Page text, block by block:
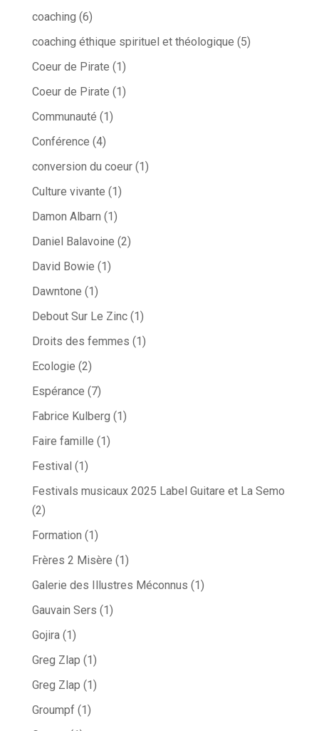
coaching (6)
coaching éthique spirituel et théologique (5)
Coeur de Pirate (1)
Coeur de Pirate (1)
Communauté (1)
Conférence (4)
conversion du coeur(1)
Culture vivante (1)
Damon Albarn (1)
Daniel Balavoine (2)
David Bowie (1)
Dawntone (1)
Debout Sur Le Zinc(1)
Droits des femmes (1)
Ecologie (2)
Espérance (7)
Fabrice Kulberg (1)
Faire famille (1)
Festival (1)
Festivals musicaux 2025 Label Guitare et La Semo
(2)
Formation (1)
Frères 2 Misère (1)
Galerie des Illustres Méconnus (1)
Gauvain Sers (1)
Gojira(1)
Greg Zlap (1)
Greg Zlap (1)
Groumpf (1)